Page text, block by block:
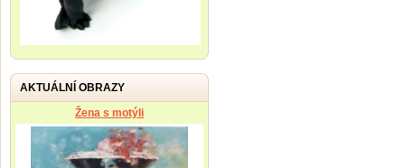
AKTUÁLNÍ OBRAZY
Žena s motýli